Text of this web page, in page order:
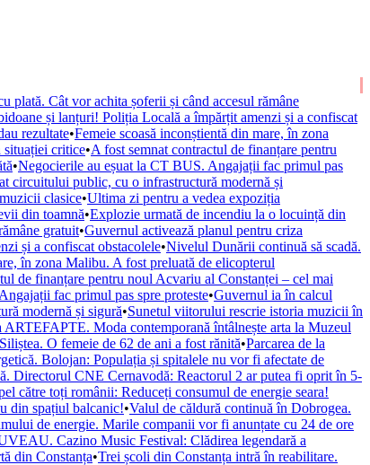
plată. Cât vor achita șoferii și când accesul rămâne
și lanțuri! Poliția Locală a împărțit amenzi și a confiscat
rezultate•Femeie scoasă inconștientă din mare, în zona
situației critice•A fost semnat contractul de finanțare pentru
•Negocierile au eșuat la CT BUS. Angajații fac primul pas
circuitului public, cu o infrastructură modernă și
clasice•Ultima zi pentru a vedea expoziția
din toamnă•Explozie urmată de incendiu la o locuință din
gratuit•Guvernul activează planul pentru criza
și a confiscat obstacolele•Nivelul Dunării continuă să scadă.
în zona Malibu. A fost preluată de elicopterul
de finanțare pentru noul Acvariu al Constanței – cel mai
fac primul pas spre proteste•Guvernul ia în calcul
modernă și sigură•Sunetul viitorului rescrie istoria muzicii în
Moda contemporană întâlnește arta la Muzeul
O femeie de 62 de ani a fost rănită•Parcarea de la
Bolojan: Populația și spitalele nu vor fi afectate de
Directorul CNE Cernavodă: Reactorul 2 ar putea fi oprit în 5-
către toți românii: Reduceți consumul de energie seara!
din spațiul balcanic!•Valul de căldură continuă în Dobrogea.
de energie. Marile companii vor fi anunțate cu 24 de ore
Cazino Music Festival: Clădirea legendară a
din Constanța•Trei școli din Constanța intră în reabilitare.